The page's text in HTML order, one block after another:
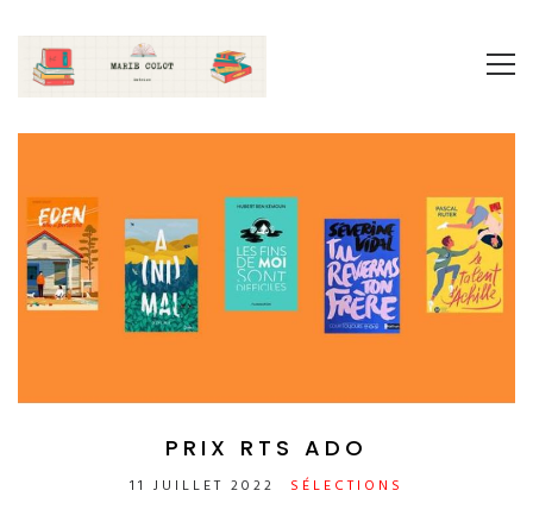
PRIX RTS ADO
11 JUILLET 2022 SÉLECTIONS